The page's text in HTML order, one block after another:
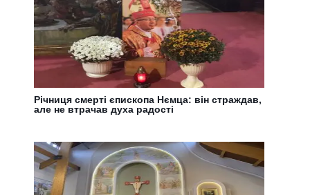
Річниця смерті єпископа Нємца: він страждав,
але не втрачав духа радості